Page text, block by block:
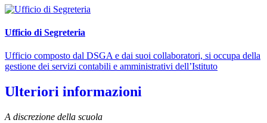
Ufficio di Segreteria
Ufficio composto dal DSGA e dai suoi collaboratori, si occupa della
gestione dei servizi contabili e amministrativi dell’Istituto
Ulteriori informazioni
A discrezione della scuola